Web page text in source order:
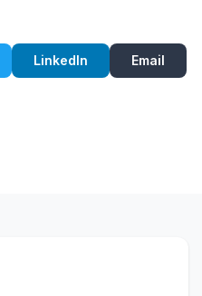
LinkedIn Email